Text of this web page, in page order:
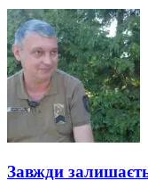
Завжди